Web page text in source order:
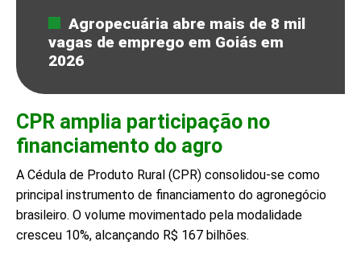
Agropecuária abre mais de 8 mil
vagas de emprego em Goiás em
2026
CPR amplia participação no
financiamento do agro
A Cédula de Produto Rural (CPR) consolidou-se como
principal instrumento de financiamento do agronegócio
brasileiro. O volume movimentado pela modalidade
cresceu 10%, alcançando R$ 167 bilhões.